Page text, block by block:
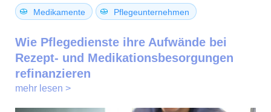
Medikamente Pflegeunternehmen
Wie Pflegedienste ihre Aufwände bei
Rezept- und Medikationsbesorgungen
refinanzieren
mehr lesen >